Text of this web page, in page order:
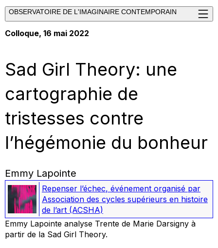
OBSERVATOIRE DE L'IMAGINAIRE CONTEMPORAIN
Colloque, 16 mai 2022
Sad Girl Theory: une
cartographie de
tristesses contre
l’hégémonie du bonheur
Emmy Lapointe
Repenser l’échec, événement organisé par
Association des cycles supérieurs en histoire
de l’art (ACSHA)
Emmy Lapointe analyse Trente de Marie Darsigny à
partir de la Sad Girl Theory.